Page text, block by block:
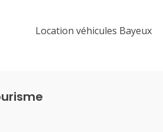
Location véhicules Bayeux